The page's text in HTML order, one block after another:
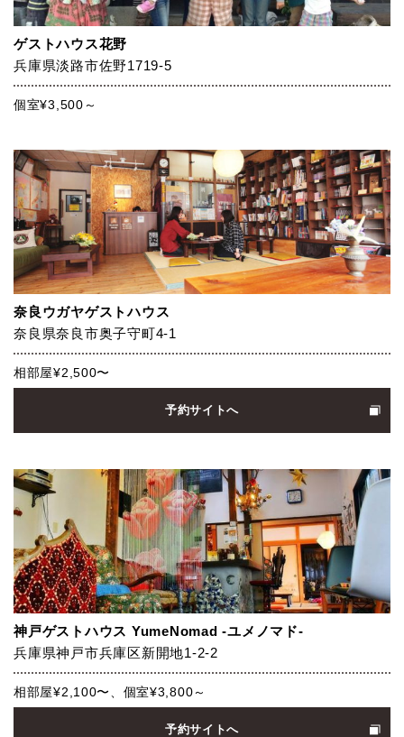
ゲストハウス花野
兵庫県淡路市佐野1719-5
個室¥3,500～
奈良ウガヤゲストハウス
奈良県奈良市奥子守町4-1
相部屋¥2,500〜
予約サイトへ
神戸ゲストハウス YumeNomad -ユメノマド-
兵庫県神戸市兵庫区新開地1-2-2
相部屋¥2,100〜、個室¥3,800～
予約サイトへ